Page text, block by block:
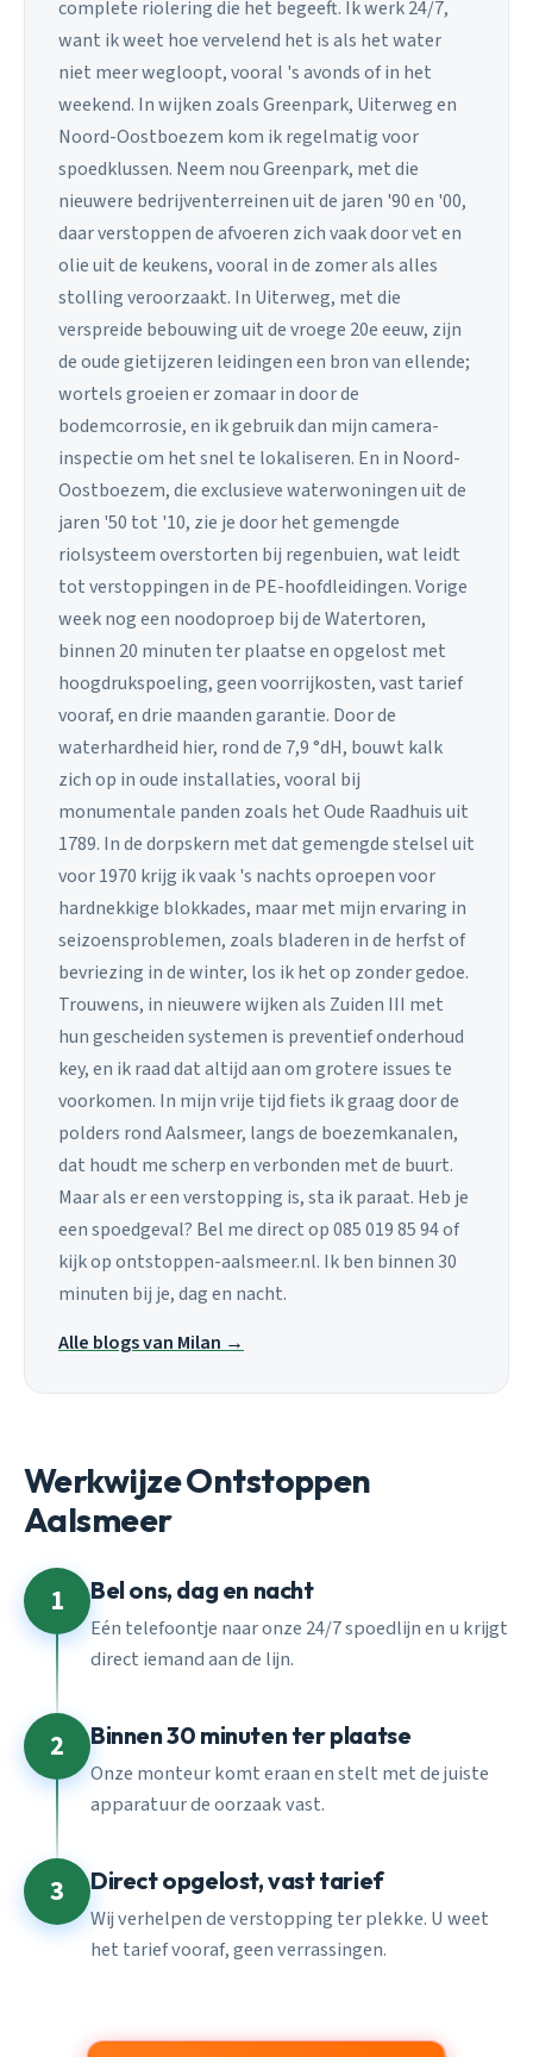
complete riolering die het begeeft. Ik werk 24/7,
want ik weet hoe vervelend het is als het water
niet meer wegloopt, vooral 's avonds of in het
weekend. In wijken zoals Greenpark, Uiterweg en
Noord-Oostboezem kom ik regelmatig voor
spoedklussen. Neem nou Greenpark, met die
nieuwere bedrijventerreinen uit de jaren '90 en '00,
daar verstoppen de afvoeren zich vaak door vet en
olie uit de keukens, vooral in de zomer als alles
stolling veroorzaakt. In Uiterweg, met die
verspreide bebouwing uit de vroege 20e eeuw, zijn
de oude gietijzeren leidingen een bron van ellende;
wortels groeien er zomaar in door de
bodemcorrosie, en ik gebruik dan mijn camera-
inspectie om het snel te lokaliseren. En in Noord-
Oostboezem, die exclusieve waterwoningen uit de
jaren '50 tot '10, zie je door het gemengde
riolsysteem overstorten bij regenbuien, wat leidt
tot verstoppingen in de PE-hoofdleidingen. Vorige
week nog een noodoproep bij de Watertoren,
binnen 20 minuten ter plaatse en opgelost met
hoogdrukspoeling, geen voorrijkosten, vast tarief
vooraf, en drie maanden garantie. Door de
waterhardheid hier, rond de 7,9 °dH, bouwt kalk
zich op in oude installaties, vooral bij
monumentale panden zoals het Oude Raadhuis uit
1789. In de dorpskern met dat gemengde stelsel uit
voor 1970 krijg ik vaak 's nachts oproepen voor
hardnekkige blokkades, maar met mijn ervaring in
seizoensproblemen, zoals bladeren in de herfst of
bevriezing in de winter, los ik het op zonder gedoe.
Trouwens, in nieuwere wijken als Zuiden III met
hun gescheiden systemen is preventief onderhoud
key, en ik raad dat altijd aan om grotere issues te
voorkomen. In mijn vrije tijd fiets ik graag door de
polders rond Aalsmeer, langs de boezemkanalen,
dat houdt me scherp en verbonden met de buurt.
Maar als er een verstopping is, sta ik paraat. Heb je
een spoedgeval? Bel me direct op 085 019 85 94 of
kijk op ontstoppen-aalsmeer.nl. Ik ben binnen 30
minuten bij je, dag en nacht.
Alle blogs van Milan →
Werkwijze Ontstoppen
Aalsmeer
1 Bel ons, dag en nacht
Eén telefoontje naar onze 24/7 spoedlijn en u krijgt
direct iemand aan de lijn.
2 Binnen 30 minuten ter plaatse
Onze monteur komt eraan en stelt met de juiste
apparatuur de oorzaak vast.
3 Direct opgelost, vast tarief
Wij verhelpen de verstopping ter plekke. U weet
het tarief vooraf, geen verrassingen.